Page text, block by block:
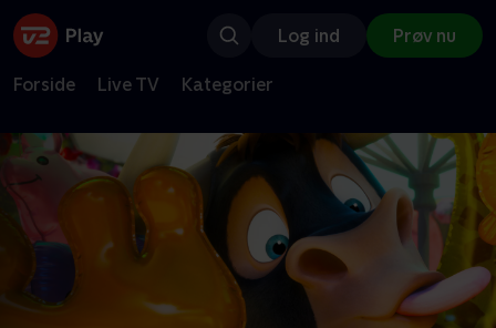
Log ind Prøv nu
Forside Live TV Kategorier